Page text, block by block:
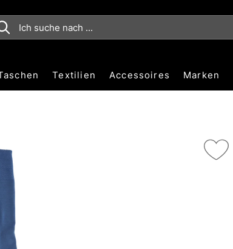
Textilien Accessoires Marken